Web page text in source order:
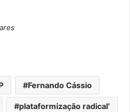
Fernando Cássio
plataformização radical’